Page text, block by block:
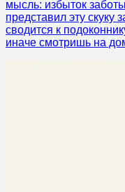
мысль: избыток
представил эту скуку
сводится к
иначе смотришь на